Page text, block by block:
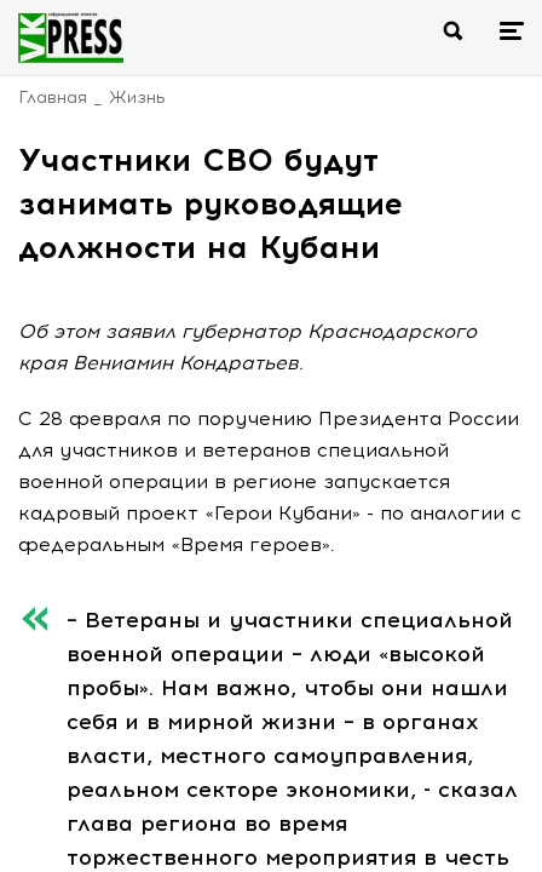
Главная Жизнь
Участники СВО будут
занимать руководящие
должности на Кубани
Об этом заявил губернатор Краснодарского
края Вениамин Кондратьев.
С 28 февраля по поручению Президента России
для участников и ветеранов специальной
военной операции в регионе запускается
кадровый проект «Герои Кубани» - по аналогии с
федеральным «Время героев».
– Ветераны и участники специальной
военной операции – люди «высокой
пробы». Нам важно, чтобы они нашли
себя и в мирной жизни – в органах
власти, местного самоуправления,
реальном секторе экономики, - сказал
глава региона во время
торжественного мероприятия в честь